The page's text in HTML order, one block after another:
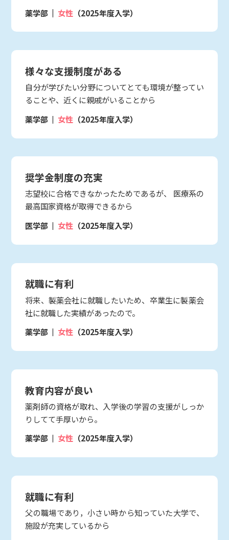
薬学部
女性 （2025年度入学）
様々な支援制度がある
自分が学びたい分野についてとても環境が整ってい
ることや、近くに親戚がいることから
薬学部
女性 （2025年度入学）
奨学金制度の充実
志望校に合格できなかったためであるが、 医療系の
最高国家資格が取得できるから
医学部
女性 （2025年度入学）
就職に有利
将来、製薬会社に就職したいため、卒業生に製薬会
社に就職した実績があったので。
薬学部
女性 （2025年度入学）
教育内容が良い
薬剤師の資格が取れ、入学後の学習の支援がしっか
りしてて手厚いから。
薬学部
女性 （2025年度入学）
就職に有利
父の職場であり，小さい時から知っていた大学で、
施設が充実しているから